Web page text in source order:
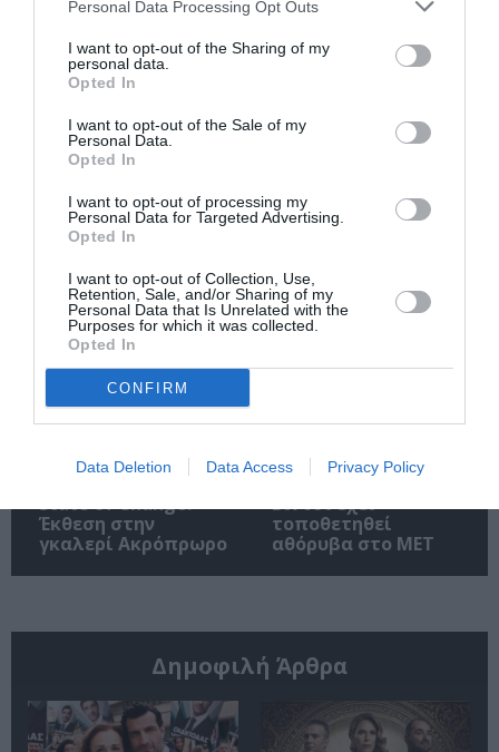
Personal Data Processing Opt Outs
I want to opt-out of the Sharing of my
personal data.
Opted In
I want to opt-out of the Sale of my
Personal Data.
Opted In
I want to opt-out of processing my
Personal Data for Targeted Advertising.
Opted In
I want to opt-out of Collection, Use,
Retention, Sale, and/or Sharing of my
Personal Data that Is Unrelated with the
Purposes for which it was collected.
Opted In
CONFIRM
Data Deletion Data Access Privacy Policy
Σαρωνίς Βατικιώτη
Διαφάνειες Ζωής:
Έκθεση στο Katheti
Summer 2026
«Κλεμμένος
Πειρατής» &
έκθεση στην Πάτμο
Αλέξανδρος
State of Change:
Έκθεση στην
γκαλερί Ακρόπρωρο
Σπάνιος πίνακας
του Λεονάρντο Ντα
Βίντσι έχει
τοποθετηθεί
αθόρυβα στο MET
Δημοφιλή Άρθρα